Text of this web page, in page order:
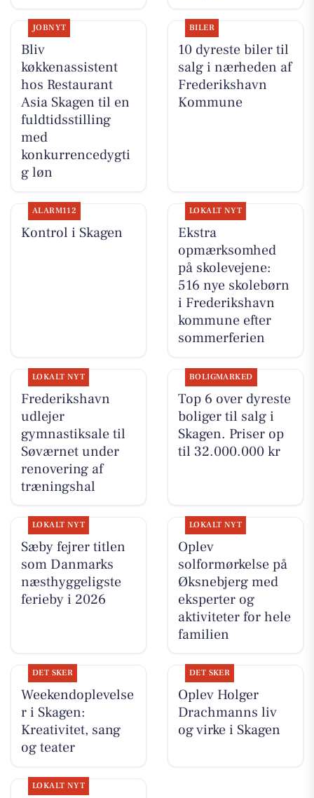
JOBNYT
Bliv
køkkenassistent
hos Restaurant
Asia Skagen til en
fuldtidsstilling
med
konkurrencedygti
g løn
BILER
10 dyreste biler til
salg i nærheden af
Frederikshavn
Kommune
ALARM112
Kontrol i Skagen
LOKALT NYT
Ekstra
opmærksomhed
på skolevejene:
516 nye skolebørn
i Frederikshavn
kommune efter
sommerferien
LOKALT NYT
Frederikshavn
udlejer
gymnastiksale til
Søværnet under
renovering af
træningshal
BOLIGMARKED
Top 6 over dyreste
boliger til salg i
Skagen. Priser op
til 32.000.000 kr
LOKALT NYT
Sæby fejrer titlen
som Danmarks
næsthyggeligste
ferieby i 2026
LOKALT NYT
Oplev
solformørkelse på
Øksnebjerg med
eksperter og
aktiviteter for hele
familien
DET SKER
Weekendoplevelse
r i Skagen:
Kreativitet, sang
og teater
DET SKER
Oplev Holger
Drachmanns liv
og virke i Skagen
LOKALT NYT